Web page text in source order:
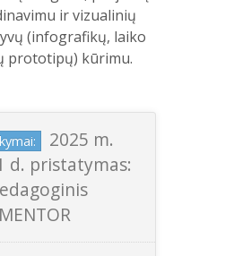
ir vizualinių
(infografikų, laiko
prototipų) kūrimu.
2025 m.
d. pristatymas: